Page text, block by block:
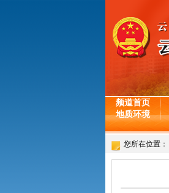
频道首页
地质环境
您所在位置：